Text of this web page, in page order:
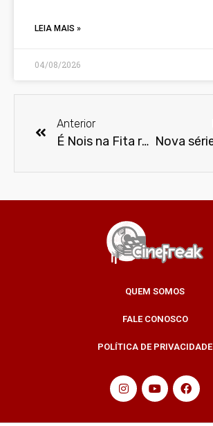
LEIA MAIS »
04/08/2026
Anterior
É Nois na Fita realiza neste sábado mostra de encerramento com exibição de curtas
QUEM SOMOS
FALE CONOSCO
POLÍTICA DE PRIVACIDADE